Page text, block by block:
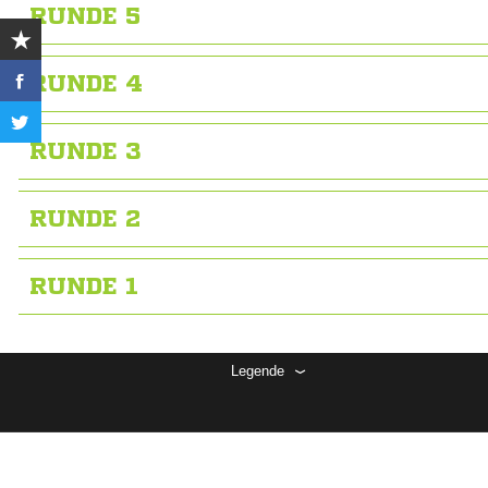
RUNDE 5
RUNDE 4
RUNDE 3
RUNDE 2
RUNDE 1
Legende